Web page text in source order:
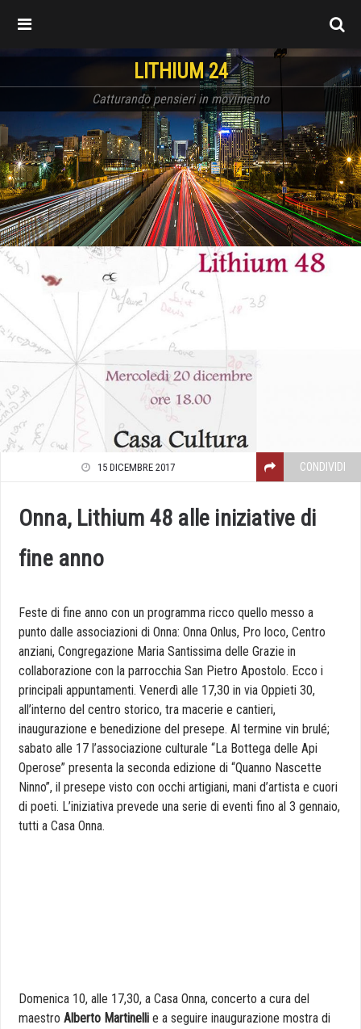
LITHIUM 24
Catturando pensieri in movimento
15 DICEMBRE 2017 CONDIVIDI
Onna, Lithium 48 alle iniziative di
fine anno
Feste di fine anno con un programma ricco quello messo a
punto dalle associazioni di Onna: Onna Onlus, Pro loco, Centro
anziani, Congregazione Maria Santissima delle Grazie in
collaborazione con la parrocchia San Pietro Apostolo. Ecco i
principali appuntamenti. Venerdì alle 17,30 in via Oppieti 30,
all’interno del centro storico, tra macerie e cantieri,
inaugurazione e benedizione del presepe. Al termine vin brulé;
sabato alle 17 l’associazione culturale “La Bottega delle Api
Operose” presenta la seconda edizione di “Quanno Nascette
Ninno”, il presepe visto con occhi artigiani, mani d’artista e cuori
di poeti. L’iniziativa prevede una serie di eventi fino al 3 gennaio,
tutti a Casa Onna.
Domenica 10, alle 17,30, a Casa Onna, concerto a cura del
maestro Alberto Martinelli e a seguire inaugurazione mostra di